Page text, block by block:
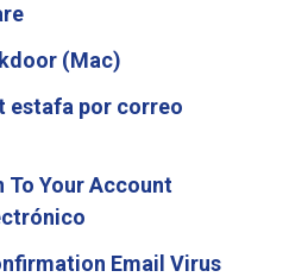
(Mac)
estafa por correo
To Your Account
Email Virus